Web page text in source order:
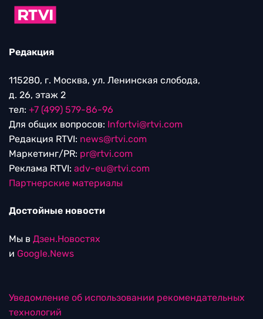
Редакция
115280, г. Москва, ул. Ленинская слобода,
д. 26, этаж 2
тел: +7 (499) 579-86-96
Для общих вопросов: Infortvi@rtvi.com
Редакция RTVI: news@rtvi.com
Маркетинг/PR: pr@rtvi.com
Реклама RTVI: adv-eu@rtvi.com
Партнерские материалы
Достойные новости
Мы в Дзен.Новостях
и Google.News
Уведомление об использовании рекомендательных
технологий